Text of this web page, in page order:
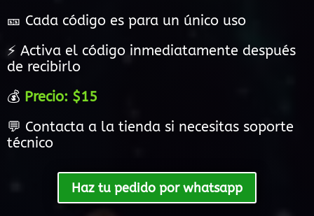
🎫 Cada código es para un único uso
⚡ Activa el código inmediatamente después
de recibirlo
💰 Precio: $15
💬 Contacta a la tienda si necesitas soporte
técnico
Haz tu pedido por whatsapp